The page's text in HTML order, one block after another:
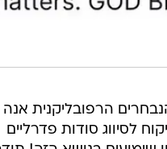
הרפובליקנית אנה
לסיווג סודות פדרליים